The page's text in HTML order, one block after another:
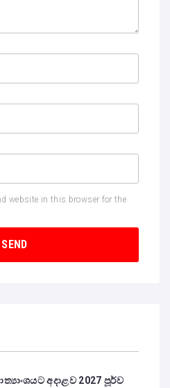
website in this browser for the
අදාළව 2027 පූර්ව